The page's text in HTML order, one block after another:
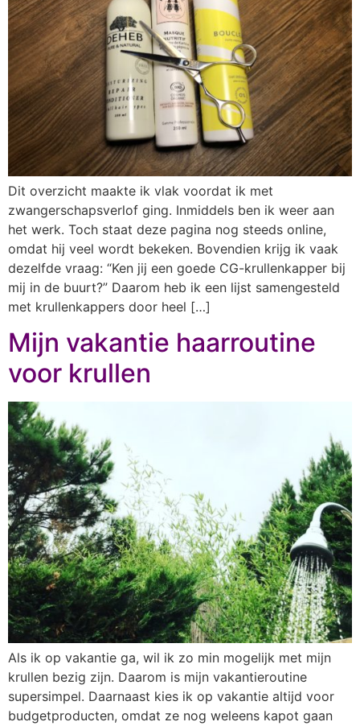
Dit overzicht maakte ik vlak voordat ik met
zwangerschapsverlof ging. Inmiddels ben ik weer aan
het werk. Toch staat deze pagina nog steeds online,
omdat hij veel wordt bekeken. Bovendien krijg ik vaak
dezelfde vraag: “Ken jij een goede CG-krullenkapper bij
mij in de buurt?” Daarom heb ik een lijst samengesteld
met krullenkappers door heel […]
Mijn vakantie haarroutine
voor krullen
Als ik op vakantie ga, wil ik zo min mogelijk met mijn
krullen bezig zijn. Daarom is mijn vakantieroutine
supersimpel. Daarnaast kies ik op vakantie altijd voor
budgetproducten, omdat ze nog weleens kapot gaan